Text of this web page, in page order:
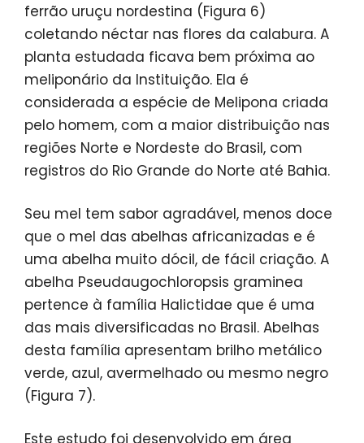
ferrão uruçu nordestina (Figura 6)
coletando néctar nas flores da calabura. A
planta estudada ficava bem próxima ao
meliponário da Instituição. Ela é
considerada a espécie de Melipona criada
pelo homem, com a maior distribuição nas
regiões Norte e Nordeste do Brasil, com
registros do Rio Grande do Norte até Bahia.
Seu mel tem sabor agradável, menos doce
que o mel das abelhas africanizadas e é
uma abelha muito dócil, de fácil criação. A
abelha Pseudaugochloropsis graminea
pertence à família Halictidae que é uma
das mais diversificadas no Brasil. Abelhas
desta família apresentam brilho metálico
verde, azul, avermelhado ou mesmo negro
(Figura 7).
Este estudo foi desenvolvido em área